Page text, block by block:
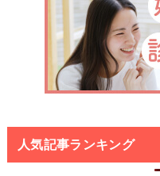
人気記事ランキング